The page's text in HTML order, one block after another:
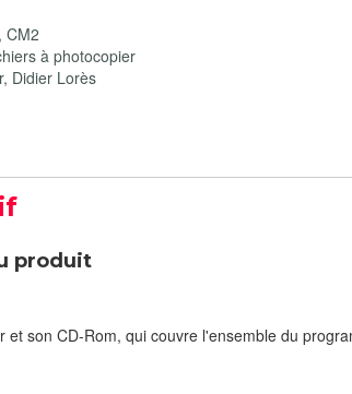
, CM2
à photocopier
, Didier Lorès
produit
et son CD-Rom, qui couvre l'ensemble du